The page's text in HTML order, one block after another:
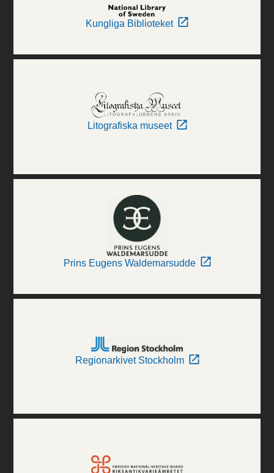
Kungliga Biblioteket
Litografiska museet
Prins Eugens Waldemarsudde
Regionarkivet Stockholm